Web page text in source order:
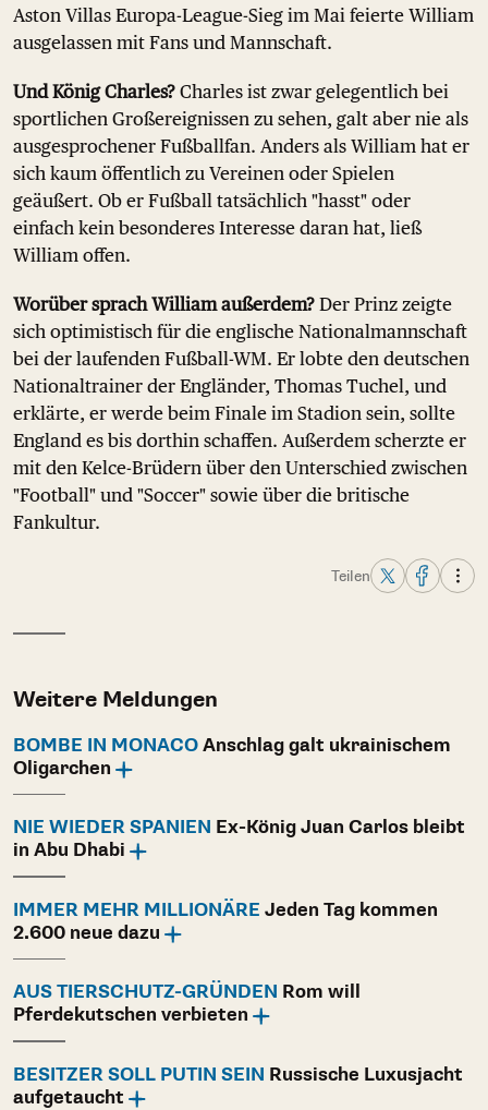
Aston Villas Europa-League-Sieg im Mai feierte William
ausgelassen mit Fans und Mannschaft.
Und König Charles? Charles ist zwar gelegentlich bei
sportlichen Großereignissen zu sehen, galt aber nie als
ausgesprochener Fußballfan. Anders als William hat er
sich kaum öffentlich zu Vereinen oder Spielen
geäußert. Ob er Fußball tatsächlich "hasst" oder
einfach kein besonderes Interesse daran hat, ließ
William offen.
Worüber sprach William außerdem? Der Prinz zeigte
sich optimistisch für die englische Nationalmannschaft
bei der laufenden Fußball-WM. Er lobte den deutschen
Nationaltrainer der Engländer, Thomas Tuchel, und
erklärte, er werde beim Finale im Stadion sein, sollte
England es bis dorthin schaffen. Außerdem scherzte er
mit den Kelce-Brüdern über den Unterschied zwischen
"Football" und "Soccer" sowie über die britische
Fankultur.
Teilen
Weitere Meldungen
BOMBE IN MONACO Anschlag galt ukrainischem
Oligarchen
NIE WIEDER SPANIEN Ex-König Juan Carlos bleibt
in Abu Dhabi
IMMER MEHR MILLIONÄRE Jeden Tag kommen
2.600 neue dazu
AUS TIERSCHUTZ-GRÜNDEN Rom will
Pferdekutschen verbieten
BESITZER SOLL PUTIN SEIN Russische Luxusjacht
aufgetaucht